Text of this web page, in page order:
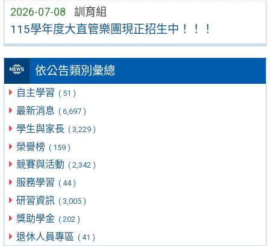
2026-07-08 訓育組
115學年度大直管樂團現正招生中！！！
依公告類別彙總
自主學習 ( 51 )
最新消息 ( 6,697 )
學生與家長 ( 3,229 )
榮譽榜 ( 159 )
競賽與活動 ( 2,342 )
服務學習 ( 44 )
研習資訊 ( 3,005 )
獎助學金 ( 202 )
退休人員專區 ( 41 )